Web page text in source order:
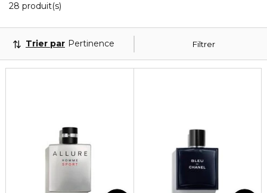
28 produit(s)
Filtrer
Trier par Pertinence